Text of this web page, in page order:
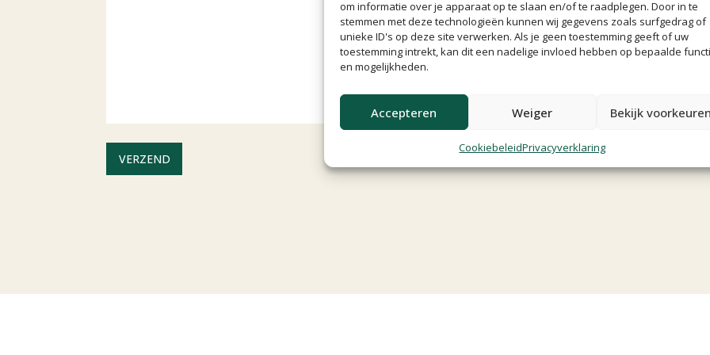
om informatie over je apparaat op te slaan en/of te raadplegen. Door in te
stemmen met deze technologieën kunnen wij gegevens zoals surfgedrag of
unieke ID's op deze site verwerken. Als je geen toestemming geeft of uw
toestemming intrekt, kan dit een nadelige invloed hebben op bepaalde
en mogelijkheden.
Accepteren Weiger Bekijk voorkeuren
CookiebeleidPrivacyverklaring